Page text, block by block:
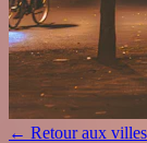
← Retour aux villes